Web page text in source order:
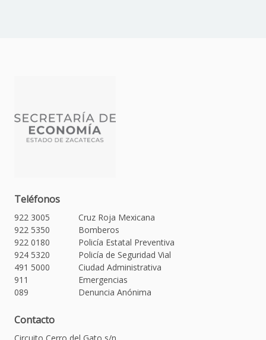
Teléfonos
922 3005
Cruz Roja Mexicana
922 5350
Bomberos
922 0180
Policía Estatal Preventiva
924 5320
Policía de Seguridad Vial
491 5000
Ciudad Administrativa
911
Emergencias
089
Denuncia Anónima
Contacto